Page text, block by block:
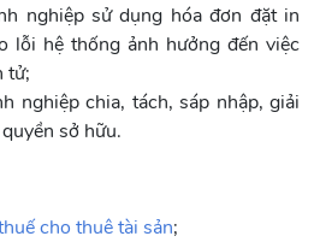
nghiệp sử dụng hóa đơn đặt in
lỗi hệ thống ảnh hưởng đến việc
tử;
nghiệp chia, tách, sáp nhập, giải
sở hữu.
cho thuê tài sản;